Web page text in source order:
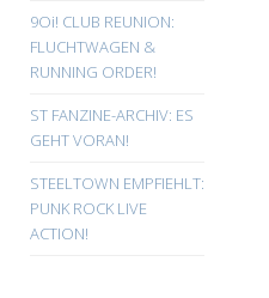
9Oi! CLUB REUNION:
FLUCHTWAGEN &
RUNNING ORDER!
ST FANZINE-ARCHIV: ES
GEHT VORAN!
STEELTOWN EMPFIEHLT:
PUNK ROCK LIVE
ACTION!